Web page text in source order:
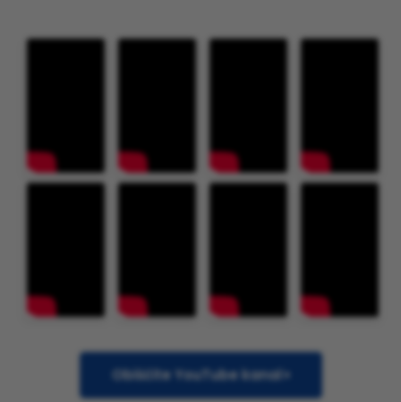
Obiščite YouTube kanal